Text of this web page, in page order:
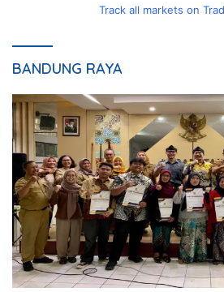
Track all markets on
BANDUNG RAYA